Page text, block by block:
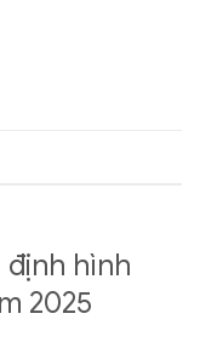
hình
2025